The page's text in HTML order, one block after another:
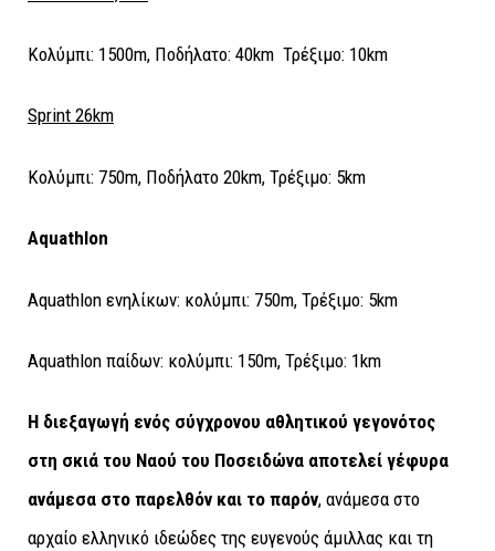
Κολύμπι: 1500m, Ποδήλατο: 40km Τρέξιμο: 10km
Sprint 26km
Κολύμπι: 750m, Ποδήλατο 20km, Τρέξιμο: 5km
Aquathlon
Aquathlon ενηλίκων: κολύμπι: 750m, Τρέξιμο: 5km
Aquathlon παίδων: κολύμπι: 150m, Τρέξιμο: 1km
Η διεξαγωγή ενός σύγχρονου αθλητικού γεγονότος
στη σκιά του Ναού του Ποσειδώνα αποτελεί γέφυρα
ανάμεσα στο παρελθόν και το παρόν, ανάμεσα στο
αρχαίο ελληνικό ιδεώδες της ευγενούς άμιλλας και τη